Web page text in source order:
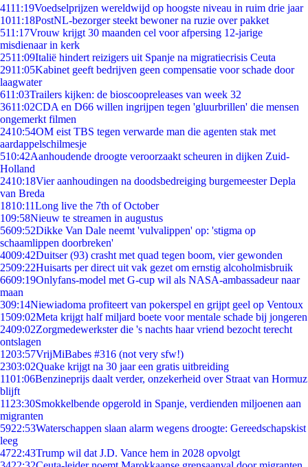
4111:19Voedselprijzen wereldwijd op hoogste niveau in ruim drie jaar
1011:18PostNL-bezorger steekt bewoner na ruzie over pakket
511:17Vrouw krijgt 30 maanden cel voor afpersing 12-jarige
misdienaar in kerk
2511:09Italië hindert reizigers uit Spanje na migratiecrisis Ceuta
2911:05Kabinet geeft bedrijven geen compensatie voor schade door
laagwater
611:03Trailers kijken: de bioscoopreleases van week 32
3611:02CDA en D66 willen ingrijpen tegen 'gluurbrillen' die mensen
ongemerkt filmen
2410:54OM eist TBS tegen verwarde man die agenten stak met
aardappelschilmesje
510:42Aanhoudende droogte veroorzaakt scheuren in dijken Zuid-
Holland
2410:18Vier aanhoudingen na doodsbedreiging burgemeester Depla
van Breda
1810:11Long live the 7th of October
109:58Nieuw te streamen in augustus
5609:52Dikke Van Dale neemt 'vulvalippen' op: 'stigma op
schaamlippen doorbreken'
4009:42Duitser (93) crasht met quad tegen boom, vier gewonden
2509:22Huisarts per direct uit vak gezet om ernstig alcoholmisbruik
6609:19Onlyfans-model met G-cup wil als NASA-ambassadeur naar
maan
309:14Niewiadoma profiteert van pokerspel en grijpt geel op Ventoux
1509:02Meta krijgt half miljard boete voor mentale schade bij jongeren
2409:02Zorgmedewerkster die 's nachts haar vriend bezocht terecht
ontslagen
1203:57VrijMiBabes #316 (not very sfw!)
2303:02Quake krijgt na 30 jaar een gratis uitbreiding
1101:06Benzineprijs daalt verder, onzekerheid over Straat van Hormuz
blijft
11 23:30Smokkelbende opgerold in Spanje, verdienden miljoenen aan
migranten
5922:53Waterschappen slaan alarm wegens droogte: Gereedschapskist
leeg
4722:43Trump wil dat J.D. Vance hem in 2028 opvolgt